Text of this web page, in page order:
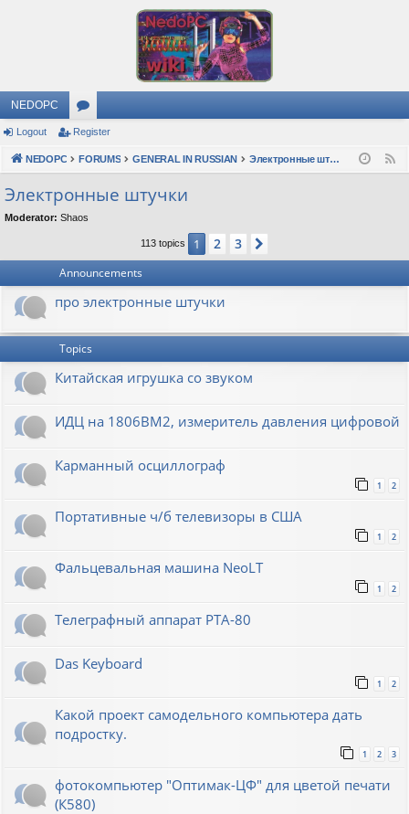
NEDOPC
or
u
s
Logout Register
NEDOPC FORUMS GENERAL IN RUSSIAN Электронные штучки
Электронные штучки
Moderator: Shaos
113 topics 1 2 3
Announcements
про электронные штучки
Topics
Китайская игрушка со звуком
ИДЦ на 1806ВМ2, измеритель давления цифровой
Карманный осциллограф
1 2
Портативные ч/б телевизоры в США
1 2
Фальцевальная машина NeoLT
1 2
Телеграфный аппарат РТА-80
Das Keyboard
1 2
Какой проект самодельного компьютера дать
подростку.
1 2 3
фотокомпьютер "Оптимак-ЦФ" для цветой печати
(К580)